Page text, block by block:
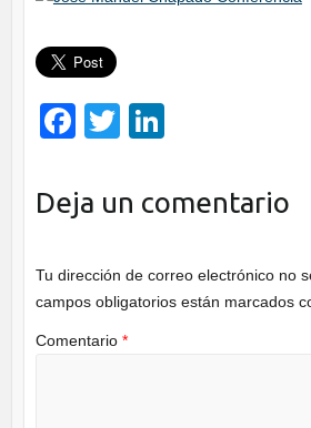
F
c
e
b
o
o
T
tt
k
dI
n
Deja un comentario
Tu dirección de correo electrónico no
campos obligatorios están marcados
Comentario *